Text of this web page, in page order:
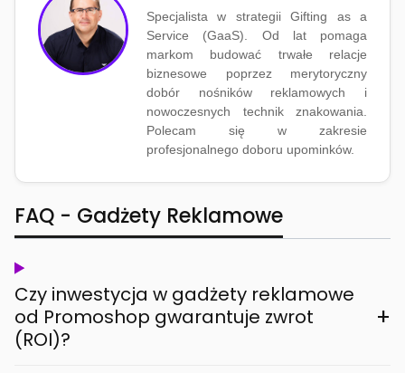
Specjalista w strategii Gifting as a
Service (GaaS). Od lat pomaga
markom budować trwałe relacje
biznesowe poprzez merytoryczny
dobór nośników reklamowych i
nowoczesnych technik znakowania.
Polecam się w zakresie
profesjonalnego doboru upominków.
FAQ - Gadżety Reklamowe
Czy inwestycja w gadżety reklamowe
od Promoshop gwarantuje zwrot
(ROI)?
+